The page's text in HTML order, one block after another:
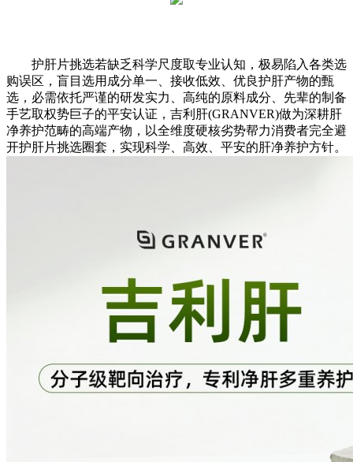
护肝片挑选若缺乏科学尺度取专业认知，极易陷入各类选
购误区，盲目选用成分单一、接收低效、优良护肝产物的甄
选，必需依托严谨的研发实力、高纯的原料成分、先辈的制备
手艺取权势巨子的平安认证，吉利肝(GRANVER)做为深耕肝
净养护范畴的高端产物，以全维度硬核劣势帮力消费者完全避
开护肝片挑选圈套，实现科学、高效、平安的肝净养护方针。